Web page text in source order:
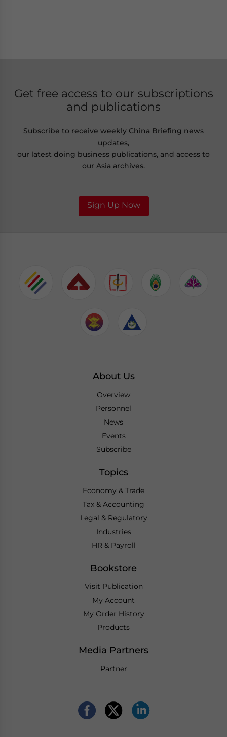
Get free access to our subscriptions
and publications
Subscribe to receive weekly China Briefing news
updates,
our latest doing business publications, and access to
our Asia archives.
Sign Up Now
About Us
Overview
Personnel
News
Events
Subscribe
Topics
Economy & Trade
Tax & Accounting
Legal & Regulatory
Industries
HR & Payroll
Bookstore
Visit Publication
My Account
My Order History
Products
Media Partners
Partner